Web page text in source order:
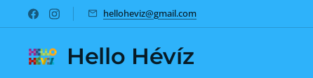
helloheviz@gmail.com
Hello Hévíz